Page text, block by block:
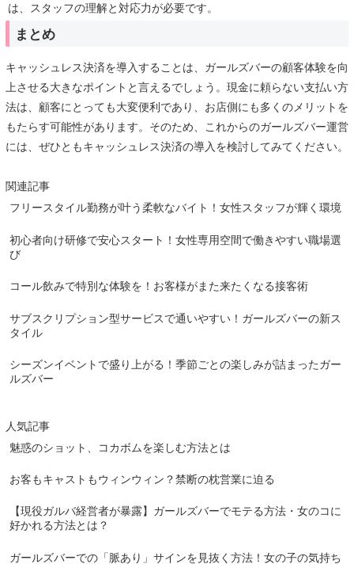
は、スタッフの理解と対応力が必要です。
まとめ
キャッシュレス決済を導入することは、ガールズバーの顧客体験を向
上させる大きなポイントと言えるでしょう。現金に頼らない支払い方
法は、顧客にとっても大変便利であり、お店側にも多くのメリットを
もたらす可能性があります。そのため、これからのガールズバー運営
には、ぜひともキャッシュレス決済の導入を検討してみてください。
関連記事
フリースタイル勤務が叶う柔軟なバイト！女性スタッフが輝く環境
初心者向け研修で安心スタート！女性専用空間で働きやすい職場選
び
コール飲みで特別な体験を！お客様がまた来たくなる接客術
サブスクリプション型サービスで通いやすい！ガールズバーの新ス
タイル
シーズンイベントで盛り上がる！季節ごとの楽しみが詰まったガー
ルズバー
人気記事
魅惑のショット、コカボムを楽しむ方法とは
お客もキャストもウィンウィン？禁断の枕営業に迫る
【現役ガルバ経営者が暴露】ガールズバーでモテる方法・女のコに
好かれる方法とは？
ガールズバーでの「脈あり」サインを見抜く方法！女の子の気持ち